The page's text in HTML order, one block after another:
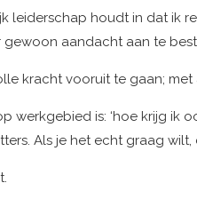
leiderschap houdt in dat ik
aandacht aan te
kracht vooruit te gaan;
werkgebied is: ‘hoe krijg
Als je het echt graag